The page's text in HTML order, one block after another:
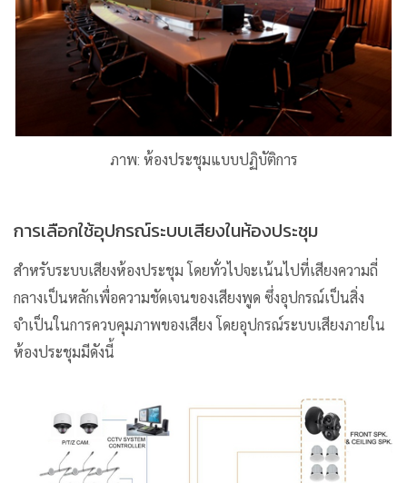
ภาพ: ห้องประชุมแบบปฏิบัติการ
การเลือกใช้อุปกรณ์ระบบเสียงในห้องประชุม
สำหรับระบบเสียงห้องประชุม โดยทั่วไปจะเน้นไปที่เสียงความถี่
กลางเป็นหลักเพื่อความชัดเจนของเสียงพูด ซึ่งอุปกรณ์เป็นสิ่ง
จำเป็นในการควบคุมภาพของเสียง โดยอุปกรณ์ระบบเสียงภายใน
ห้องประชุมมีดังนี้